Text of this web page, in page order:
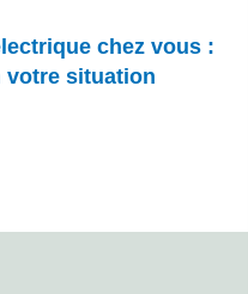
chez vous :
votre situation